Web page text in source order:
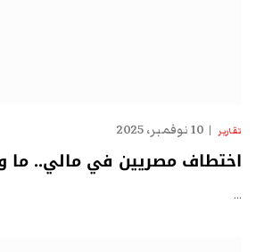
تقارير 10 نوفمبر، 2025
اختطاف مصريين في مالي.. ما
…